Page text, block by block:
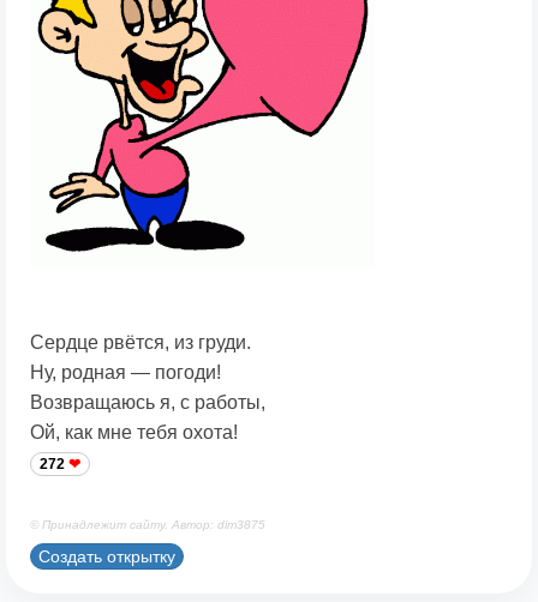
Сердце рвётся, из груди.
Ну, родная — погоди!
Возвращаюсь я, с работы,
Ой, как мне тебя охота!
272
© Принадлежит сайту. Автор: dim3875
Создать открытку